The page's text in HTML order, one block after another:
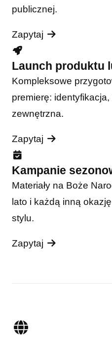
publicznej.
Zapytaj
Launch produktu
Kompleksowe
premierę:
zewnętrzna.
Zapytaj
Kampanie
Materiały na Boże
lato i każdą inną
stylu.
Zapytaj